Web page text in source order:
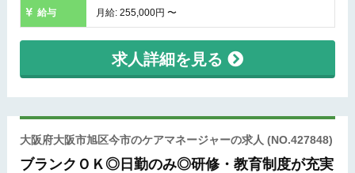
給与 月給: 255,000円 〜
求人詳細を見る
大阪府大阪市旭区今市のケアマネージャーの求人 (NO.427848)
ブランクＯＫ◎日勤のみ◎研修・教育制度が充実